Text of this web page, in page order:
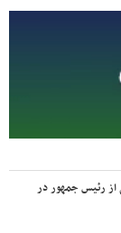
از رئیس جمهور در